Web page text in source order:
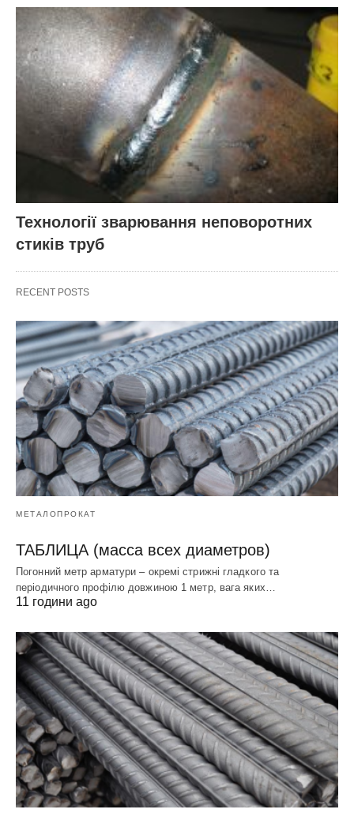
Технології зварювання неповоротних
стиків труб
RECENT POSTS
МЕТАЛОПРОКАТ
ТАБЛИЦА (масса всех диаметров)
Погонний метр арматури – окремі стрижні гладкого та
періодичного профілю довжиною 1 метр, вага яких…
11 години ago